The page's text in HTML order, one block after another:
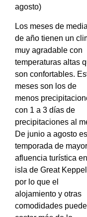
agosto)
Los meses de
de año tienen un
muy agradable con
temperaturas altas
son confortables.
meses son los de
menos
con 1 a 3 días de
precipitaciones al
De junio a agosto
temporada de mayor
afluencia turística
isla de Great
por lo que el
alojamiento y otras
comodidades